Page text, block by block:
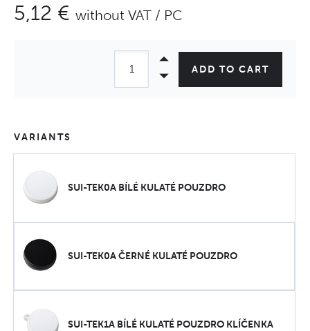
5,12 € without VAT / PC
ADD TO CART
VARIANTS
SUI-TEK0A BÍLÉ KULATÉ POUZDRO
SUI-TEK0A ČERNÉ KULATÉ POUZDRO
SUI-TEK1A BÍLÉ KULATÉ POUZDRO KLÍČENKA